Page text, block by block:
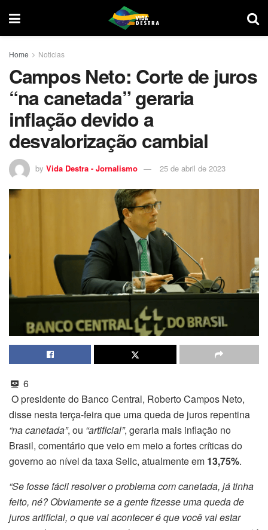
Home Noticias
Campos Neto: Corte de juros
“na canetada” geraria
inflação devido a
desvalorização cambial
by Vida Destra - Jornalismo 25 de abril de 2023
6
O presidente do Banco Central, Roberto Campos Neto,
disse nesta terça-feira que uma queda de juros repentina
“na canetada”, ou “artificial”, geraria mais inflação no
Brasil, comentário que veio em meio a fortes críticas do
governo ao nível da taxa Selic, atualmente em 13,75%.
“Se fosse fácil resolver o problema com canetada, já tinha
feito, né? Obviamente se a gente fizesse uma queda de
juros artificial, o que vai acontecer é que você vai estar